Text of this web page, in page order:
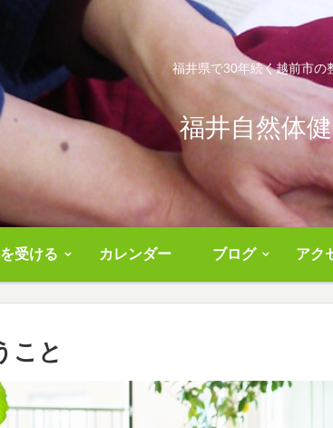
福井県で30年続く越前市の
福井自然体
受ける カレンダー ブログ アク
こと